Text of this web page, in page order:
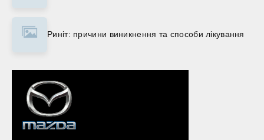
Риніт: причини виникнення та способи лікування